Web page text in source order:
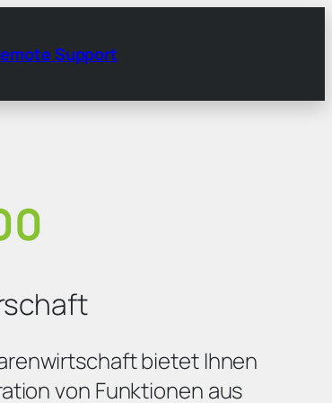
Support
bietet Ihnen
von Funktionen aus